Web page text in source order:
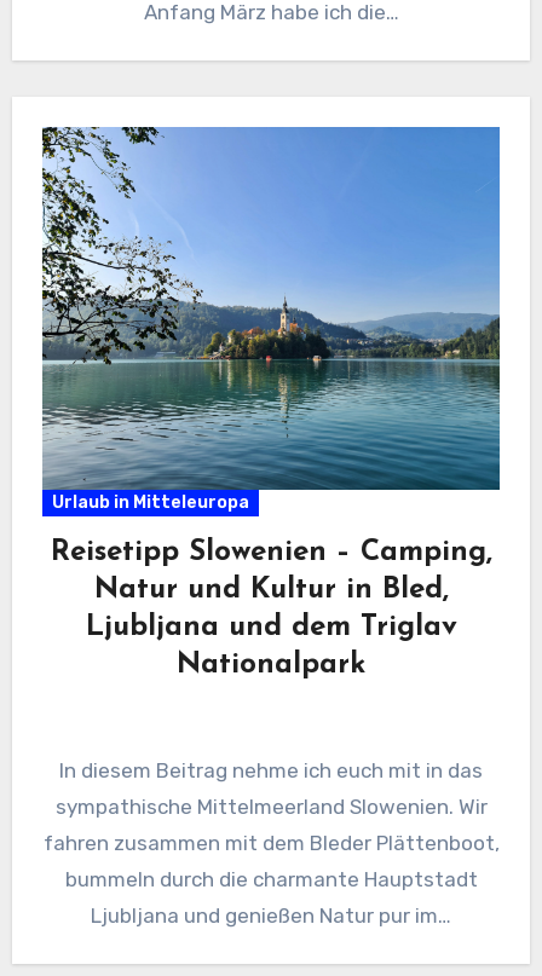
Anfang März habe ich die…
Urlaub in Mitteleuropa
Reisetipp Slowenien – Camping,
Natur und Kultur in Bled,
Ljubljana und dem Triglav
Nationalpark
In diesem Beitrag nehme ich euch mit in das
sympathische Mittelmeerland Slowenien. Wir
fahren zusammen mit dem Bleder Plättenboot,
bummeln durch die charmante Hauptstadt
Ljubljana und genießen Natur pur im…